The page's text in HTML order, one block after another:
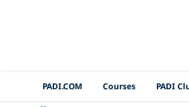
PADI
PADI.COM Courses PADI